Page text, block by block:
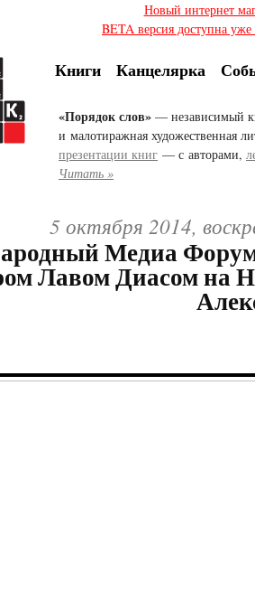
Новый интернет
BETA версия доступна
Книги Канцелярка
«Порядок слов» — независимый
и малотиражная художественная
презентации книг — с авторами,
Читать »
5 октября 2014,
Медиа
Лавом Диасом на